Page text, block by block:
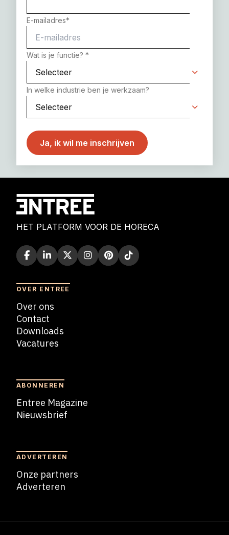
E-mailadres*
Wat is je functie? *
In welke industrie ben je werkzaam?
HET PLATFORM VOOR DE HORECA
OVER ENTREE
Over ons
Contact
Downloads
Vacatures
ABONNEREN
Entree Magazine
Nieuwsbrief
ADVERTEREN
Onze partners
Adverteren